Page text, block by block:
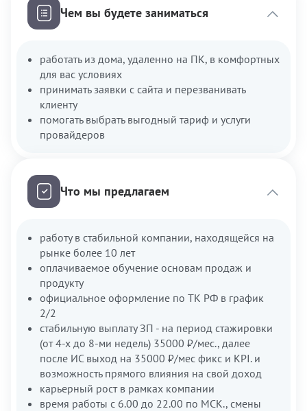
Чем вы будете заниматься
работать из дома, удаленно на ПК, в комфортных
для вас условиях
принимать заявки с сайта и перезванивать
клиенту
помогать выбрать выгодный тариф и услуги
провайдеров
Что мы предлагаем
работу в стабильной компании, находящейся на
рынке более 10 лет
оплачиваемое обучение основам продаж и
продукту
официальное оформление по ТК РФ в график
2/2
стабильную выплату ЗП - на период стажировки
(от 4-х до 8-ми недель) 35000 ₽/мес., далее
после ИС выход на 35000 ₽/мес фикс и KPI. и
возможность прямого влияния на свой доход
карьерный рост в рамках компании
время работы с 6.00 до 22.00 по МСК., смены